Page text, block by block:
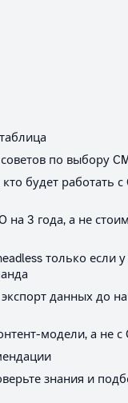
по выбору
будет работать с
на 3 года, а не
только если у
данных до
модели, а не с
знания и